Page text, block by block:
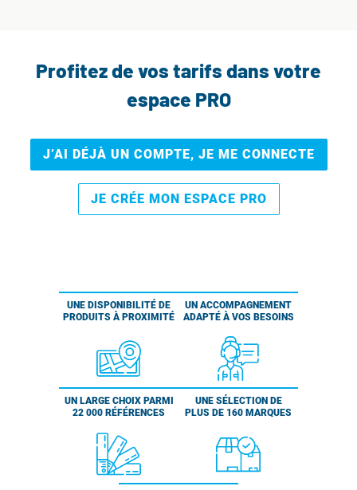
Profitez de vos tarifs dans votre
espace PRO
J’AI DÉJÀ UN COMPTE, JE ME CONNECTE
JE CRÉE MON ESPACE PRO
UNE DISPONIBILITÉ DE
PRODUITS À PROXIMITÉ
UN ACCOMPAGNEMENT
ADAPTÉ À VOS BESOINS
UN LARGE CHOIX PARMI
22 000 RÉFÉRENCES
UNE SÉLECTION DE
PLUS DE 160 MARQUES